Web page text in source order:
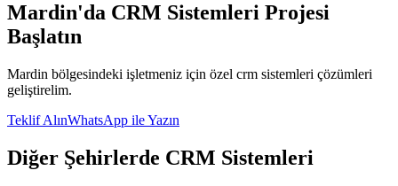
Mardin'da CRM Sistemleri Projesi
Başlatın
Mardin bölgesindeki işletmeniz için özel crm sistemleri çözümleri
geliştirelim.
Teklif AlınWhatsApp ile Yazın
Diğer Şehirlerde CRM Sistemleri